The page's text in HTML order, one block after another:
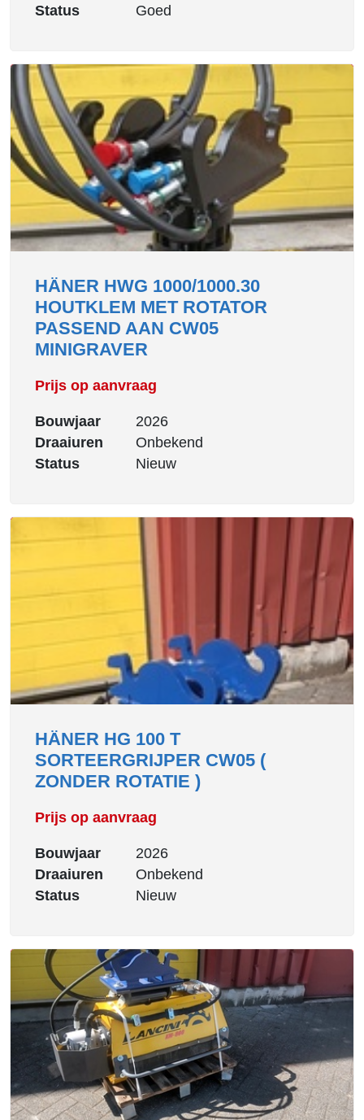
Status
Goed
HÄNER HWG 1000/1000.30
HOUTKLEM MET ROTATOR
PASSEND AAN CW05
MINIGRAVER
Prijs op aanvraag
Bouwjaar
2026
Draaiuren
Onbekend
Status
Nieuw
HÄNER HG 100 T
SORTEERGRIJPER CW05 (
ZONDER ROTATIE )
Prijs op aanvraag
Bouwjaar
2026
Draaiuren
Onbekend
Status
Nieuw